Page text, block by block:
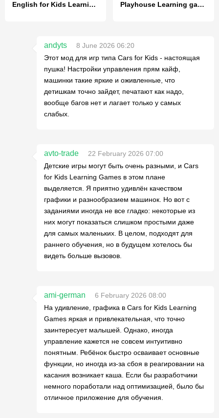
English for Kids Learning game Playhouse Learning games Kids
andyts
8 June 2026 06:20
Этот мод для игр типа Cars for Kids - настоящая
пушка! Настройки управления прям кайф,
машинки такие яркие и оживленные, что
детишкам точно зайдет, печатают как надо,
вообще багов нет и лагает только у самых
слабых.
avto-trade
22 February 2026 07:00
Детские игры могут быть очень разными, и Cars
for Kids Learning Games в этом плане
выделяется. Я приятно удивлён качеством
графики и разнообразием машинок. Но вот с
заданиями иногда не все гладко: некоторые из
них могут показаться слишком простыми даже
для самых маленьких. В целом, подходят для
раннего обучения, но в будущем хотелось бы
видеть больше вызовов.
ami-german
6 February 2026 08:00
На удивление, графика в Cars for Kids Learning
Games яркая и привлекательная, что точно
заинтересует малышей. Однако, иногда
управление кажется не совсем интуитивно
понятным. Ребёнок быстро осваивает основные
функции, но иногда из-за сбоя в реагировании на
касания возникает каша. Если бы разработчики
немного поработали над оптимизацией, было бы
отличное приложение для обучения.